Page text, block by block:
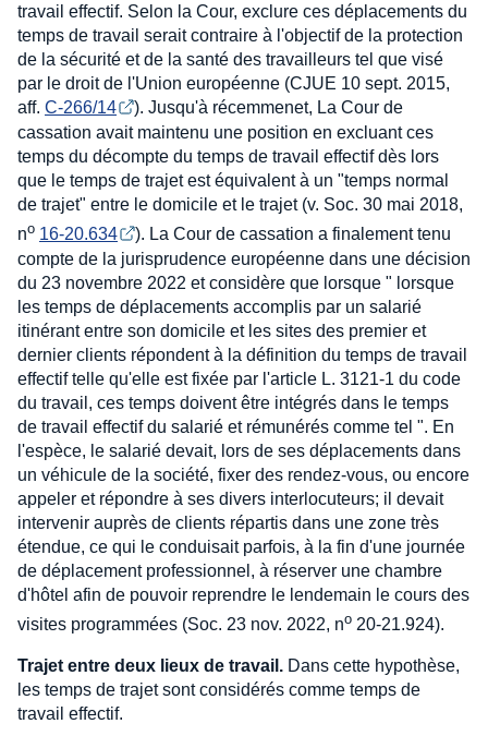
travail effectif. Selon la Cour, exclure ces déplacements du
temps de travail serait contraire à l'objectif de la protection
de la sécurité et de la santé des travailleurs tel que visé
par le droit de l'Union européenne (CJUE 10 sept. 2015,
aff. C-266/14
). Jusqu'à récemmenet, La Cour de
cassation avait maintenu une position en excluant ces
temps du décompte du temps de travail effectif dès lors
que le temps de trajet est équivalent à un "temps normal
de trajet" entre le domicile et le trajet (v. Soc. 30 mai 2018,
no 16-20.634
). La Cour de cassation a finalement tenu
compte de la jurisprudence européenne dans une décision
du 23 novembre 2022 et considère que lorsque " lorsque
les temps de déplacements accomplis par un salarié
itinérant entre son domicile et les sites des premier et
dernier clients répondent à la définition du temps de travail
effectif telle qu'elle est fixée par l'article L. 3121-1 du code
du travail, ces temps doivent être intégrés dans le temps
de travail effectif du salarié et rémunérés comme tel ". En
l'espèce, le salarié devait, lors de ses déplacements dans
un véhicule de la société, fixer des rendez-vous, ou encore
appeler et répondre à ses divers interlocuteurs; il devait
intervenir auprès de clients répartis dans une zone très
étendue, ce qui le conduisait parfois, à la fin d'une journée
de déplacement professionnel, à réserver une chambre
d'hôtel afin de pouvoir reprendre le lendemain le cours des
visites programmées (Soc. 23 nov. 2022, no 20-21.924).
Trajet entre deux lieux de travail. Dans cette hypothèse,
les temps de trajet sont considérés comme temps de
travail effectif.